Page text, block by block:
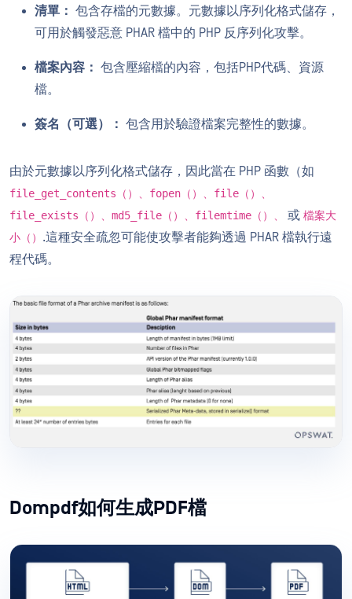
清單： 包含存檔的元數據。元數據以序列化格式儲存，
可用於觸發惡意 PHAR 檔中的 PHP 反序列化攻擊。
檔案內容： 包含壓縮檔的內容，包括PHP代碼、資源
檔。
簽名（可選）： 包含用於驗證檔案完整性的數據。
由於元數據以序列化格式儲存，因此當在 PHP 函數（如
file_get_contents（）、fopen（）、file（）、
file_exists（）、md5_file（）、filemtime（）、
或 檔案大
小（） .這種安全疏忽可能使攻擊者能夠透過 PHAR 檔執行遠
程代碼。
Dompdf如何生成PDF檔